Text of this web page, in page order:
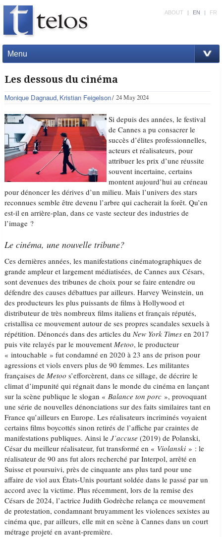
Menu
ABOUT | EN | FR
Les dessous du cinéma
Monique Dagnaud Kristian Feigelson 24 May 2024
Si depuis des années, le festival
de Cannes a pu consacrer le
succès d’élites professionnelles,
acteurs et réalisateurs, pour
attribuer les prix d’une réussite
souvent incertaine, certains
montent aujourd’hui au créneau
pour dénoncer les dérives d’un milieu. Mais l’univers des stars
reconnues semble être devenu l’arbre qui cacherait la forêt. Qu’en
est-il en arrière-plan, dans ce vaste secteur des industries de
l’image ?
Le cinéma, une nouvelle tribune?
Ces dernières années, les manifestations cinématographiques de
grande ampleur et largement médiatisées, de Cannes aux Césars,
sont devenues des tribunes de choix pour se faire entendre ou
défendre des causes débattues par ailleurs. Harvey Weinstein, un
des producteurs les plus puissants de films à Hollywood et
distributeur de très nombreux films italiens et français réputés,
cristallisa ce mouvement autour de ses propres scandales sexuels à
répétition. Dénoncés dans des articles duNew York Times en 2017
puis vite relayés par le mouvementMetoo, le producteur
« intouchable » fut condamné en 2020 à 23 ans de prison pour
agressions et viols envers plus de 90 femmes. Les militantes
françaises deMetoo s’efforcèrent, dans ce sillage, de décrire le
climat d’impunité qui régnait dans le monde du cinéma en lançant
sur la scène publique le slogan «Balance ton porc », provoquant
une série de nouvelles dénonciations sur des faits similaires tant en
France qu’ailleurs en Europe. Les réalisateurs incriminés voyaient
certains films boycottés sinon retirés de l’affiche par craintes de
manifestations publiques. Ainsi leJ’accuse (2019) de Polanski,
César du meilleur réalisateur, fut transformé en « Violanski » : le
réalisateur de 90 ans fut alors recherché par Interpol, arrêté en
Suisse et poursuivi, près de cinquante ans plus tard pour une
affaire de viol aux États-Unis pourtant soldée dans le passé par un
accord avec la victime. Plus récemment, lors de la remise des
Césars de 2024, l’actrice Judith Godrèche relança ce mouvement
de protestation, condamnant bruyamment les violences sexistes au
cinéma que, par ailleurs, elle mit en scène à Cannes dans un court
métrage projeté en avant-première.